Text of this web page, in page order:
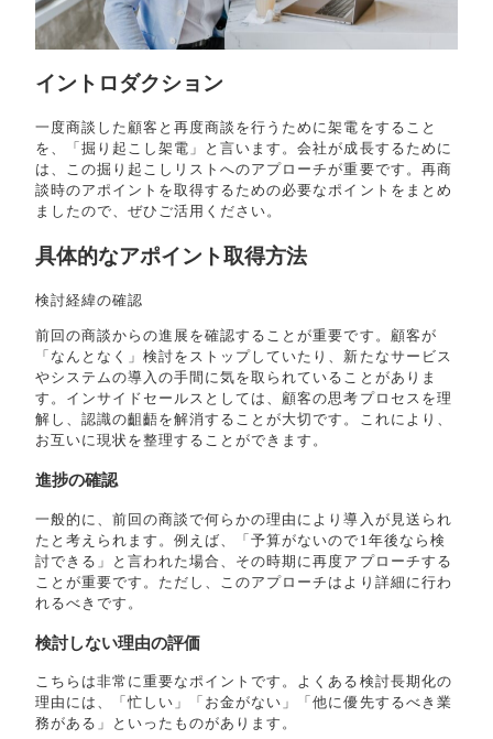
イントロダクション
一度商談した顧客と再度商談を行うために架電をすること
を、「掘り起こし架電」と言います。会社が成長するために
は、この掘り起こしリストへのアプローチが重要です。再商
談時のアポイントを取得するための必要なポイントをまとめ
ましたので、ぜひご活用ください。
具体的なアポイント取得方法
検討経緯の確認
前回の商談からの進展を確認することが重要です。顧客が
「なんとなく」検討をストップしていたり、新たなサービス
やシステムの導入の手間に気を取られていることがありま
す。インサイドセールスとしては、顧客の思考プロセスを理
解し、認識の齟齬を解消することが大切です。これにより、
お互いに現状を整理することができます。
進捗の確認
一般的に、前回の商談で何らかの理由により導入が見送られ
たと考えられます。例えば、「予算がないので1年後なら検
討できる」と言われた場合、その時期に再度アプローチする
ことが重要です。ただし、このアプローチはより詳細に行わ
れるべきです。
検討しない理由の評価
こちらは非常に重要なポイントです。よくある検討長期化の
理由には、「忙しい」「お金がない」「他に優先するべき業
務がある」といったものがあります。